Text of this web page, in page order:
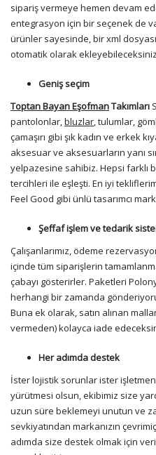
sipariş vermeye hemen devam
entegrasyon için bir seçenek de
ürünler sayesinde, bir xml
otomatik olarak
Geniş seçim
Toptan Bayan EşofmanTakımları
pantolonlar,bluzlar, tulumlar,
çamaşırı gibi şık kadın ve erkek
aksesuar ve aksesuarların yanı
yelpazesine sahibiz. Hepsi farklı
tercihleri ile eşleşti. En iyi
Feel Good gibi ünlü tasarımcı
Şeffaf işlem ve tedarik
Çalışanlarımız, ödeme
içinde tüm siparişlerin
çabayı gösterirler. Paketleri
herhangi bir zamanda
Buna ek olarak, satın alınan
vermeden) kolayca iade
Her adımda destek
İster lojistik sorunlar ister
yürütmesi olsun, ekibimiz size
uzun süre beklemeyi unutun ve
sevkiyatından markanızın
adımda size destek olmak için